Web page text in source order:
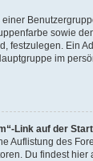
sowie
festzulegen. Ein
im
Link auf der
Auflistung des
Du findest hier